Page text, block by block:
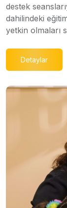
destek
dahilindeki
yetkin olmaları
Detaylar